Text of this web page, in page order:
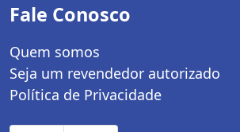
Fale Conosco
Quem somos
Seja um revendedor autorizado
Política de Privacidade